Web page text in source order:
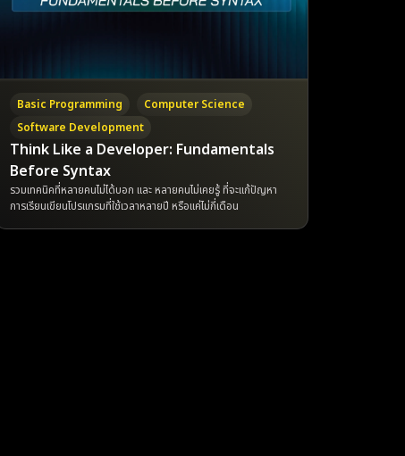
Basic Programming
Computer Science
Software Development
Think Like a Developer: Fundamentals
Before Syntax
รวมเทคนิคที่หลายคนไม่ได้บอก และ หลายคนไม่เคยรู้ ที่จะแก้ปัญหา
การเรียนเขียนโปรแกรมที่ใช้เวลาหลายปี หรือแค่ไม่กี่เดือน